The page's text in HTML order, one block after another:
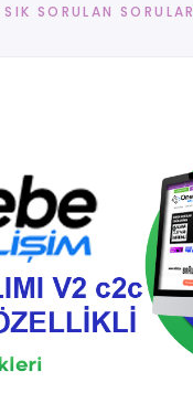
SIK SORULAN SORULAR